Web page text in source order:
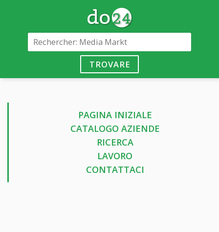
TROVARE
PAGINA INIZIALE
CATALOGO AZIENDE
RICERCA
LAVORO
CONTATTACI